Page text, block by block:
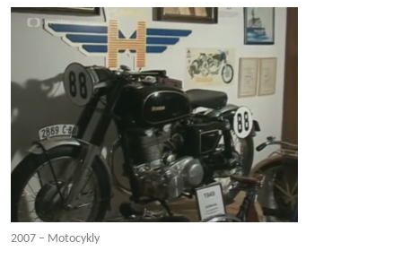
2007 – Motocykly